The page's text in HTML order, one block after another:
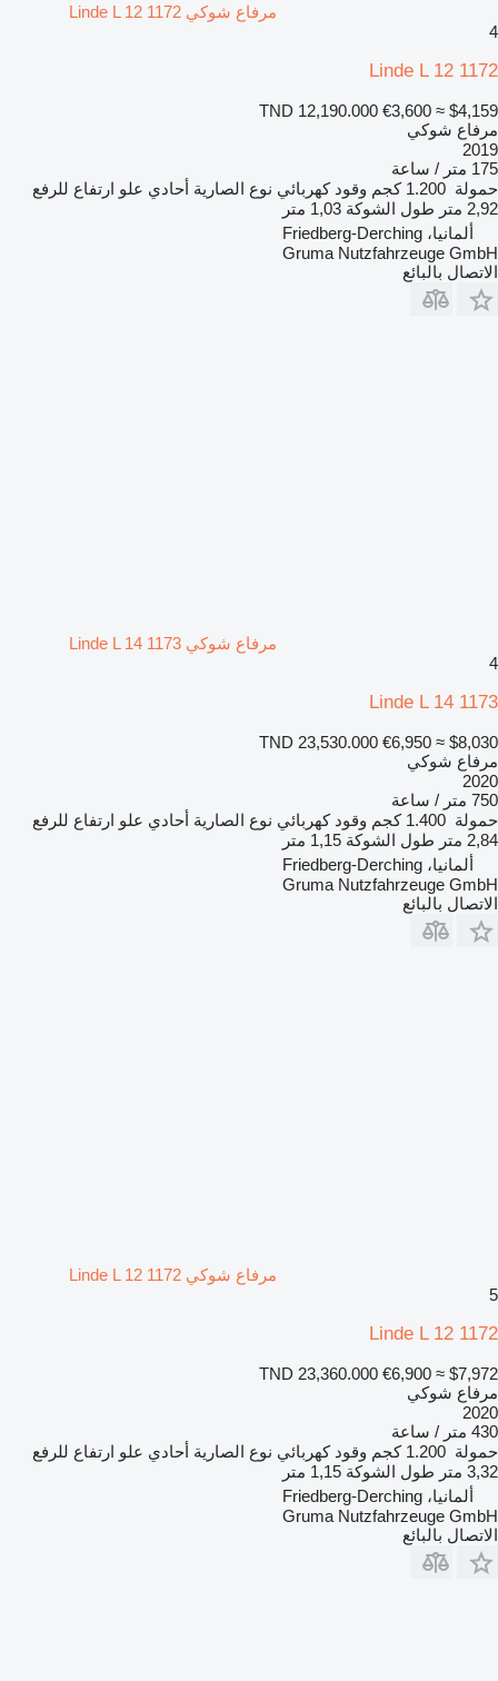
مرفاع شوكي Linde L 12 1172
4
Linde L 12 1172
TND 12,190.000 €3,600 ≈ $4,159
مرفاع شوكي
2019
175 متر / ساعة
حمولة 1.200 كجم وقود كهربائي نوع الصارية أحادي علو ارتفاع للرفع
2,92 متر
طول الشوكة 1,03 متر
ألمانيا، Friedberg-Derching
Gruma Nutzfahrzeuge GmbH
الاتصال بالبائع
مرفاع شوكي Linde L 14 1173
4
Linde L 14 1173
TND 23,530.000 €6,950 ≈ $8,030
مرفاع شوكي
2020
750 متر / ساعة
حمولة 1.400 كجم وقود كهربائي نوع الصارية أحادي علو ارتفاع للرفع
2,84 متر
طول الشوكة 1,15 متر
ألمانيا، Friedberg-Derching
Gruma Nutzfahrzeuge GmbH
الاتصال بالبائع
مرفاع شوكي Linde L 12 1172
5
Linde L 12 1172
TND 23,360.000 €6,900 ≈ $7,972
مرفاع شوكي
2020
430 متر / ساعة
حمولة 1.200 كجم وقود كهربائي نوع الصارية أحادي علو ارتفاع للرفع
3,32 متر
طول الشوكة 1,15 متر
ألمانيا، Friedberg-Derching
Gruma Nutzfahrzeuge GmbH
الاتصال بالبائع